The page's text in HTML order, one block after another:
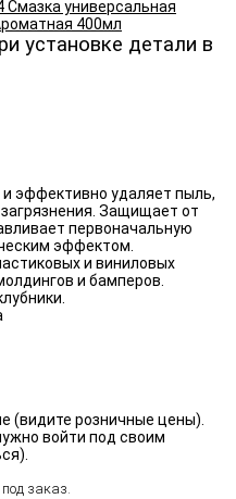
установке детали в
эффективно удаляет пыль,
Защищает от
первоначальную
эффектом.
и виниловых
и бамперов.
(видите розничные цены).
войти под своим
заказ.